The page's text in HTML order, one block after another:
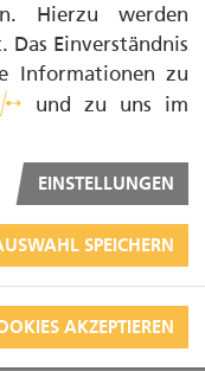
Hierzu werden
Das Einverständnis
Informationen zu
und zu uns im
EINSTELLUNGEN
SPEICHERN
AKZEPTIEREN